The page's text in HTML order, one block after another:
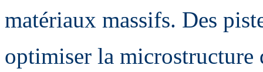
matériaux massifs. Des
optimiser la microstructure